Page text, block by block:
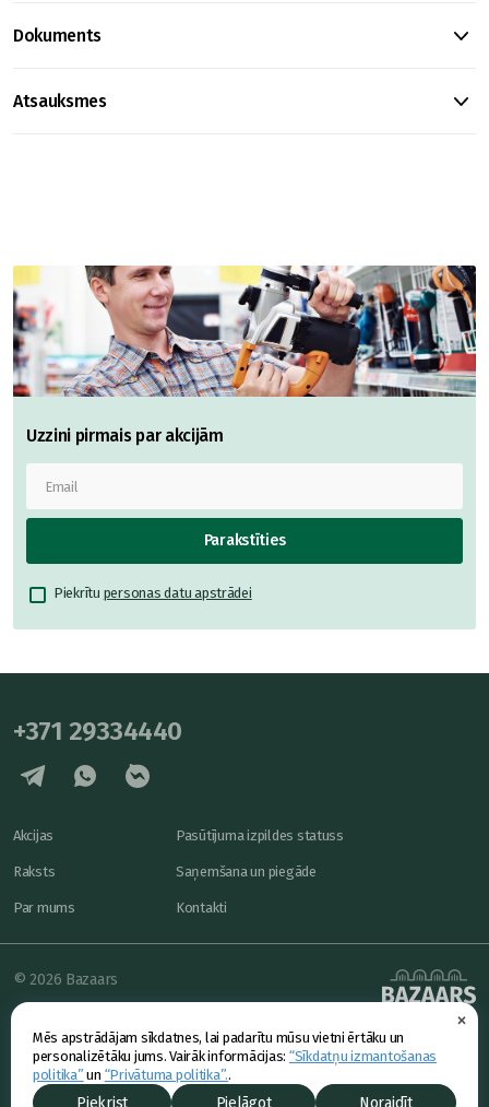
×
Mēs apstrādājam sīkdatnes, lai padarītu mūsu vietni ērtāku un
personalizētāku jums. Vairāk informācijas: “Sīkdatņu izmantošanas
politika” un “Privātuma politika”..
Piekrist Pielāgot Noraidīt
Dokuments
Atsauksmes
Uzzini pirmais par akcijām
Parakstīties
Piekrītu personas datu apstrādei
+371 29334440
Akcijas
Raksts
Par mums
Pasūtījuma izpildes statuss
Saņemšana un piegāde
Kontakti
powered by
© 2026 Bazaars
Konfidencialitāte
Piedāvājums